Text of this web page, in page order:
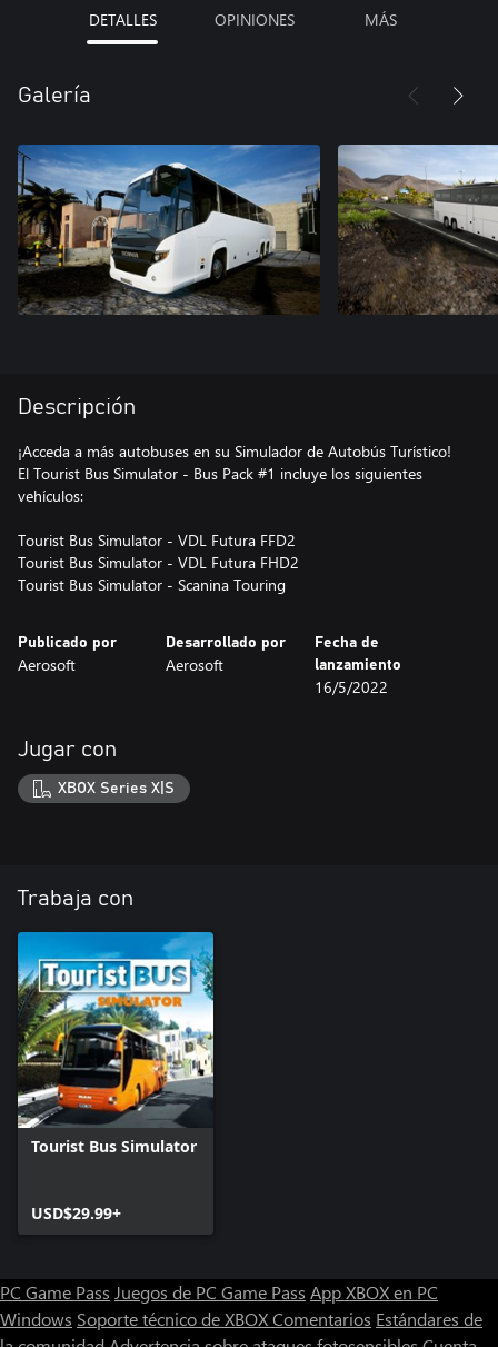
DETALLES OPINIONES MÁS
Galería
Descripción
¡Acceda a más autobuses en su Simulador de Autobús Turístico!
El Tourist Bus Simulator - Bus Pack #1 incluye los siguientes
vehículos:
Tourist Bus Simulator - VDL Futura FFD2
Tourist Bus Simulator - VDL Futura FHD2
Tourist Bus Simulator - Scanina Touring
Publicado por
Aerosoft
Desarrollado por
Aerosoft
Fecha de
lanzamiento
16/5/2022
Jugar con
XBOX Series X|S
Trabaja con
Tourist Bus Simulator
USD$29.99+
PC Game Pass Juegos de PC Game Pass App XBOX en PC
Windows Soporte técnico de XBOXComentarios Estándares de